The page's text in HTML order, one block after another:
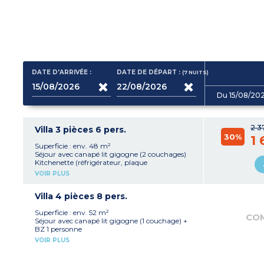
DATE D'ARRIVÉE : DATE DE DÉPART :(7NUITS)
Du 15/08/
Villa 3 pièces 6 pers.
Superficie : env. 48 m²
Séjour avec canapé lit gigogne (2 couchages)
Kitchenette (réfrigérateur, plaque
vitrocéramique, micro-ondes ou four, lave-
1 chambre avec 2 lits simples
1 salle de douche
WC séparé pour la plupart
Terrasse et jardinet privatif
Climatisation
VOIR PLUS
2
30% 1
Villa 4 pièces 8 pers.
Superficie : env. 52 m²
Séjour avec canapé lit gigogne (1 couchage) +
BZ 1 personne
Kitchenette (réfrigérateur, plaque
VOIR PLUS